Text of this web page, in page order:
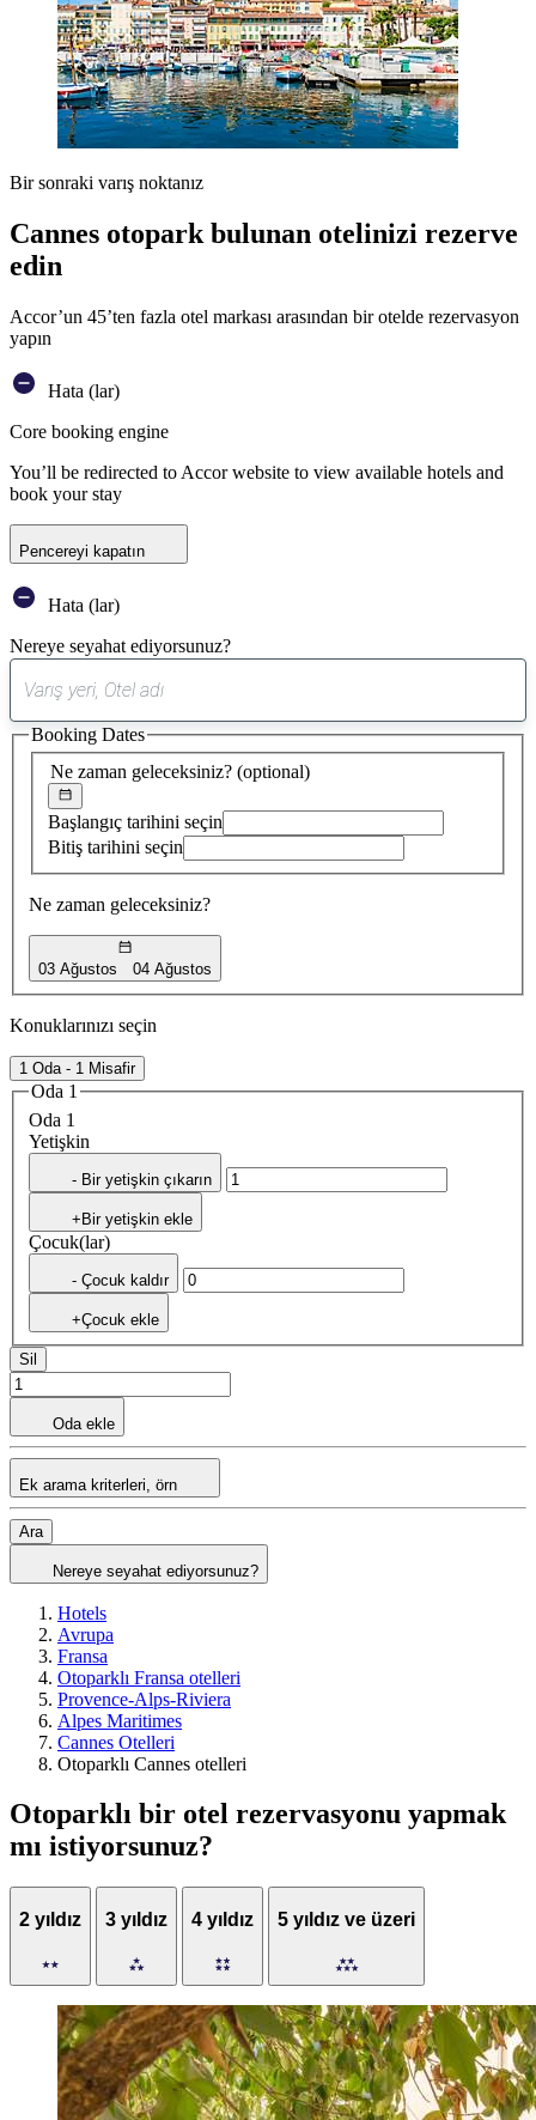
Bir sonraki varış noktanız
Cannes otopark bulunan otelinizi rezerve
edin
Accor’un 45’ten fazla otel markası arasından bir otelde rezervasyon
yapın
Hata (lar)
Core booking engine
You’ll be redirected to Accor website to view available hotels and
book your stay
Pencereyi kapatın
Hata (lar)
Nereye seyahat ediyorsunuz?
öneri
bulundu
Ne zaman geleceksiniz? (optional)
Başlangıç tarihini seçin
Bitiş tarihini seçin
Ne zaman geleceksiniz?
03 Ağustos 04 Ağustos
Booking Dates
Konuklarınızı seçin
1 Oda - 1 Misafir
Oda 1
Oda 1
Yetişkin
- Bir yetişkin çıkarın
+Bir yetişkin ekle
Çocuk(lar)
- Çocuk kaldır
+Çocuk ekle
Sil
Oda ekle
Ek arama kriterleri, örn
Ara
Nereye seyahat ediyorsunuz?
Hotels
Avrupa
Fransa
Otoparklı Fransa otelleri
Provence-Alps-Riviera
Alpes Maritimes
Cannes Otelleri
Otoparklı Cannes otelleri
Otoparklı bir otel rezervasyonu yapmak
mı istiyorsunuz?
2 yıldız 3 yıldız 4 yıldız 5 yıldız ve üzeri